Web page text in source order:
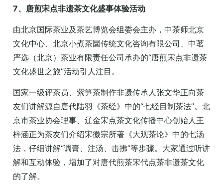
7、唐煎宋点非遗茶文化盛事体验活动
由北京国际茶业及茶艺博览会组委会主办，中茶师北京
文化中心、北京小煮茶圜传统文化咨询有限公司、中茗
严选（北京）茶业有限责任公司承办的“唐煎宋点非遗茶
文化盛世之旅”活动引人注目。
国家一级评茶员、紫笋茶制作非遗传承人张文华正向茶
友们讲解源自唐代陆羽《茶经》中的“七经目制茶法”。北
京市茶业协会理事、辽金宋点茶文化传播中心创始人王
梓涵正为茶友们介绍宋徽宗所著《大观茶论》中的七汤
法，仔细讲解“调膏、注汤、击拂”等步骤。大家通过听讲
解和互动体验，增加了对唐代煎茶宋代点茶非遗茶文化
的了解。